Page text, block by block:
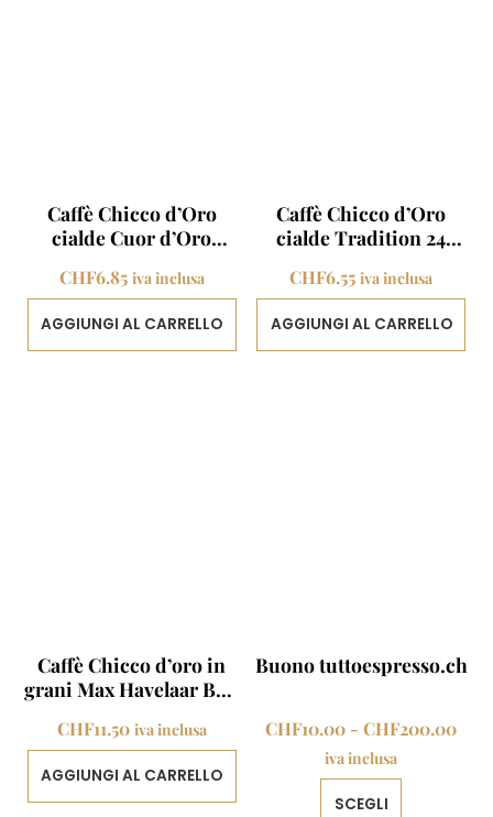
Caffè Chicco d’Oro
cialde Cuor d’Oro
CHF6.85 iva inclusa
AGGIUNGI AL CARRELLO
Caffè Chicco d’Oro
cialde Tradition 24
CHF6.55 iva inclusa
AGGIUNGI AL CARRELLO
Caffè Chicco d’oro in
grani Max Havelaar BIO
CHF11.50 iva inclusa
AGGIUNGI AL CARRELLO
Buono tuttoespresso.ch
CHF10.00 - CHF200.00
iva inclusa
SCEGLI